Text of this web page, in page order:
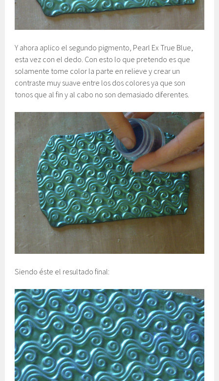
Y ahora aplico el segundo pigmento, Pearl Ex True Blue,
esta vez con el dedo. Con esto lo que pretendo es que
solamente tome color la parte en relieve y crear un
contraste muy suave entre los dos colores ya que son
tonos que al fin y al cabo no son demasiado diferentes.
Siendo éste el resultado final: